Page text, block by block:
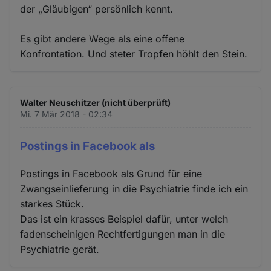
der „Gläubigen“ persönlich kennt.
Es gibt andere Wege als eine offene
Konfrontation. Und steter Tropfen höhlt den Stein.
Walter Neuschitzer (nicht überprüft)
Mi. 7 Mär 2018 - 02:34
Postings in Facebook als
Postings in Facebook als Grund für eine
Zwangseinlieferung in die Psychiatrie finde ich ein
starkes Stück.
Das ist ein krasses Beispiel dafür, unter welch
fadenscheinigen Rechtfertigungen man in die
Psychiatrie gerät.